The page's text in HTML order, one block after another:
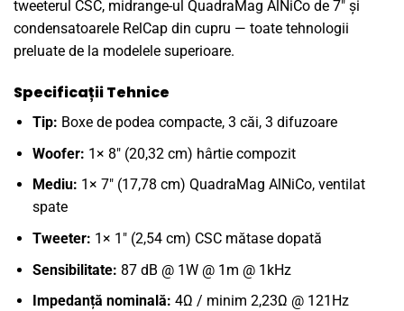
tweeterul CSC, midrange-ul QuadraMag AlNiCo de 7″ și
condensatoarele RelCap din cupru — toate tehnologii
preluate de la modelele superioare.
Specificații Tehnice
Tip: Boxe de podea compacte, 3 căi, 3 difuzoare
Woofer: 1× 8″ (20,32 cm) hârtie compozit
Mediu: 1× 7″ (17,78 cm) QuadraMag AlNiCo, ventilat
spate
Tweeter: 1× 1″ (2,54 cm) CSC mătase dopată
Sensibilitate: 87 dB @ 1W @ 1m @ 1kHz
Impedanță nominală: 4Ω / minim 2,23Ω @ 121Hz